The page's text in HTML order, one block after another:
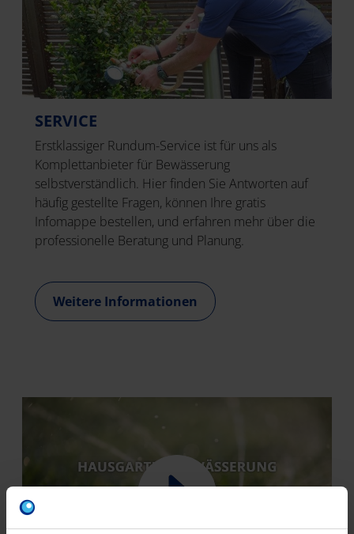
SERVICE
Erstklassiger Rundum-Service ist für uns als
Komplettanbieter für Bewässerung
selbstverständlich. Hier finden Sie Antworten auf
häufig gestellte Fragen, können Ihre gratis
Infomappe bestellen, und erfahren mehr über die
professionelle Beratung und Planung.
Weitere Informationen